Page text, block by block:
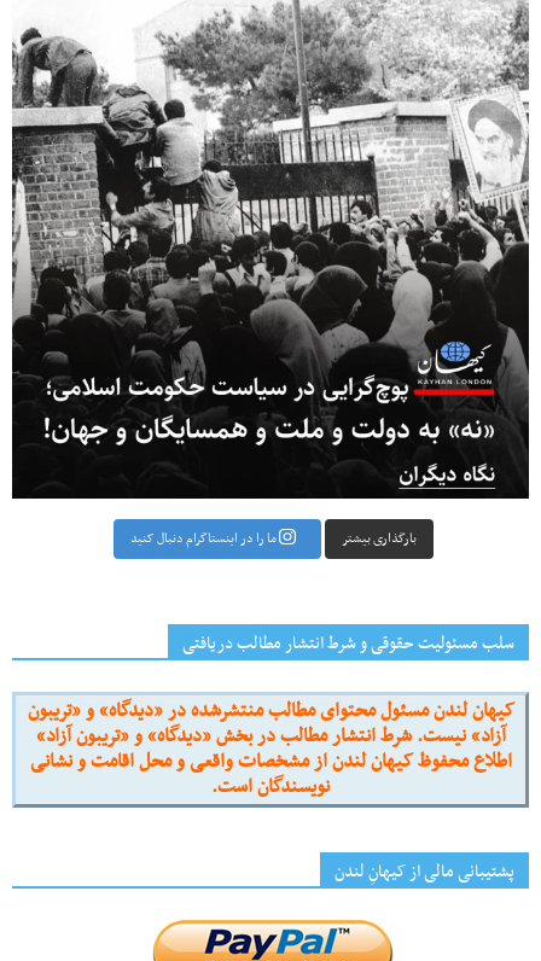
بارگذاری بیشتر ما را در اینستاگرام دنبال کنید
سلب مسئولیت حقوقی و شرط انتشار مطالب دریافتی
کیهان لندن مسئول محتوای مطالب منتشرشده در «دیدگاه» و «تریبون
آزاد» نیست. شرط انتشار مطالب در بخش «دیدگاه» و «تریبون آزاد»
اطلاع محفوظ کیهان لندن از مشخصات واقعی و محل اقامت و نشانی
نویسندگان است.
پشتیبانی مالی از کیهانِ لندن